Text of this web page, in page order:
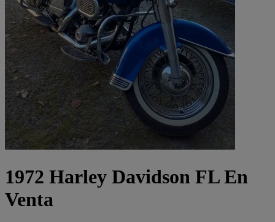
1972 Harley Davidson FL En
Venta